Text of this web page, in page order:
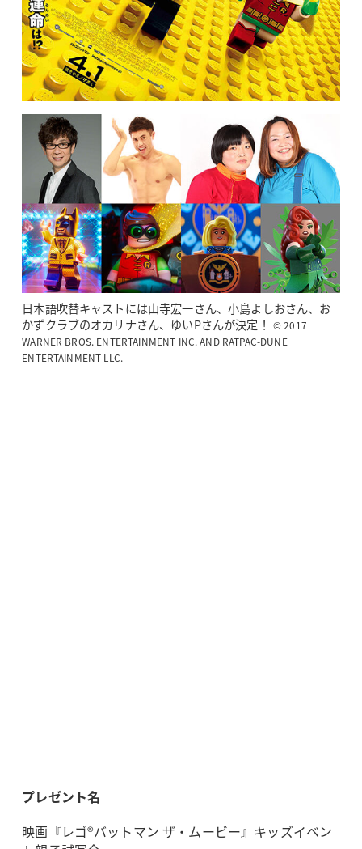
日本語吹替キャストには山寺宏一さん、小島よしおさん、お
かずクラブのオカリナさん、ゆいPさんが決定！ © 2017
WARNER BROS. ENTERTAINMENT INC. AND RATPAC-DUNE
ENTERTAINMENT LLC.
プレゼント名
映画『レゴ®バットマン ザ・ムービー』キッズイベン